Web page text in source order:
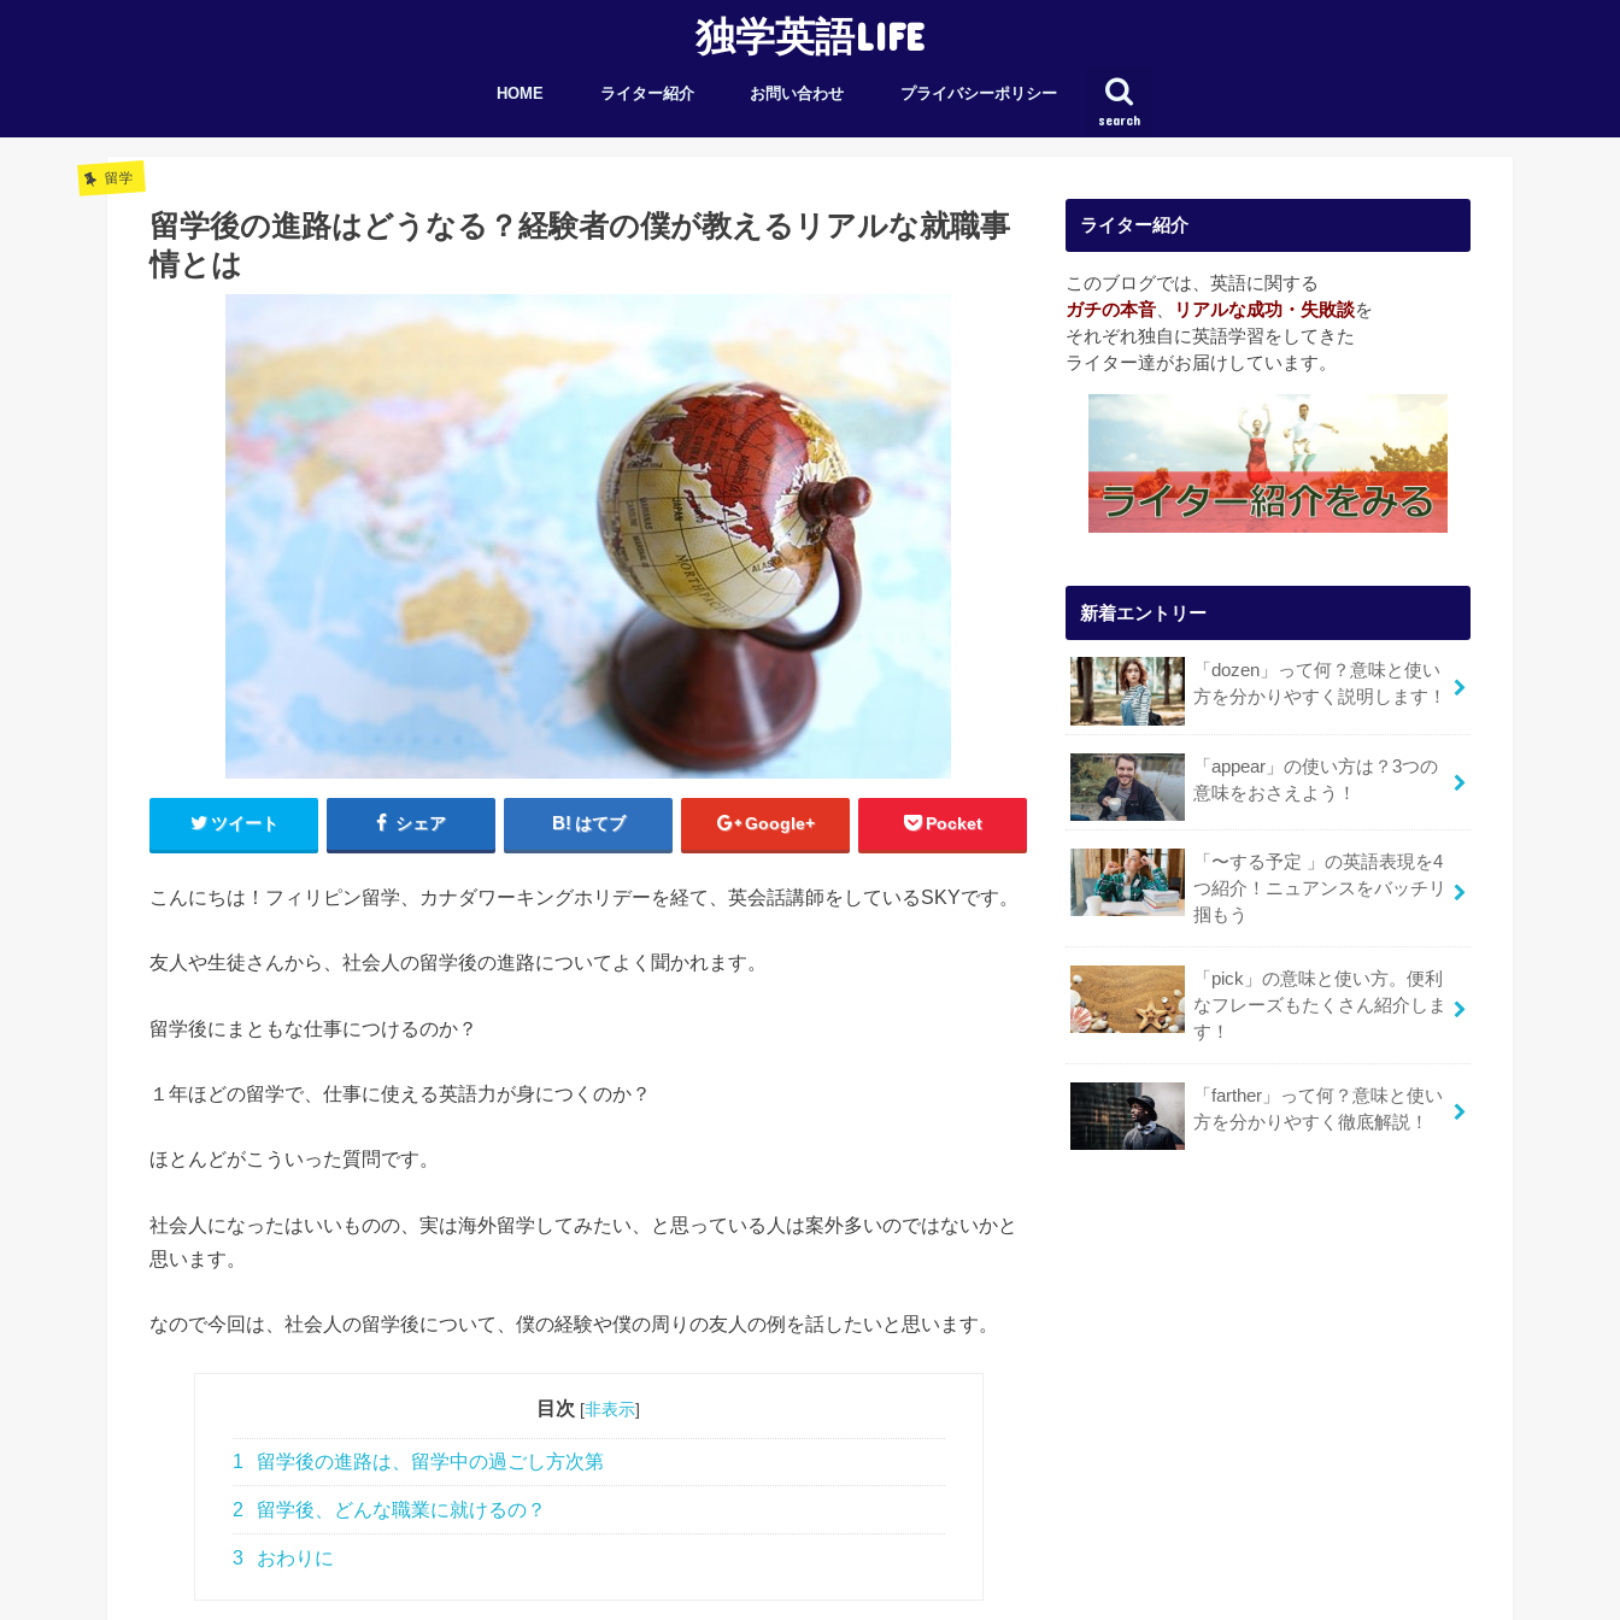
独学英語LIFE
search
HOME ライター紹介 お問い合わせ プライバシーポリシー
留学
留学後の進路はどうなる？経験者の僕が教えるリアルな就職事
情とは
ツイート シェア はてブ Google+ Pocket
こんにちは！フィリピン留学、カナダワーキングホリデーを経て、英会話講師をしているSKYです。
友人や生徒さんから、社会人の留学後の進路についてよく聞かれます。
留学後にまともな仕事につけるのか？
１年ほどの留学で、仕事に使える英語力が身につくのか？
ほとんどがこういった質問です。
社会人になったはいいものの、実は海外留学してみたい、と思っている人は案外多いのではないかと
思います。
なので今回は、社会人の留学後について、僕の経験や僕の周りの友人の例を話したいと思います。
目次 [非表示]
1 留学後の進路は、留学中の過ごし方次第
2 留学後、どんな職業に就けるの？
3 おわりに
ライター紹介
このブログでは、英語に関する
ガチの本音
リアルな成功・失敗談を
それぞれ独自に英語学習をしてきた
ライター達がお届けしています。
新着エントリー
「dozen」って何？意味と使い
方を分かりやすく説明します！
「appear」の使い方は？3つの
意味をおさえよう！
「〜する予定 」の英語表現を4
つ紹介！ニュアンスをバッチリ
掴もう
「pick」の意味と使い方。便利
なフレーズもたくさん紹介しま
す！
「farther」って何？意味と使い
方を分かりやすく徹底解説！